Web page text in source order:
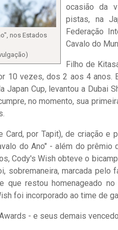
nos Estados
ocasião da
pistas, na
Federação
Cavalo do
Filho de
10 vezes, dos 2 aos 4 anos.
Japan Cup, levantou a Dubai
no momento, sua
Card, por Tapit), de criação e
do Ano" - além do
Cody's Wish obteve o
sobremaneira, marcada pelo
que restou homenageado
foi incorporado ao time de
- e seus demais